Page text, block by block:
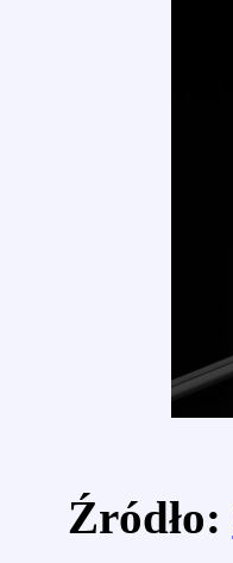
Źródło: